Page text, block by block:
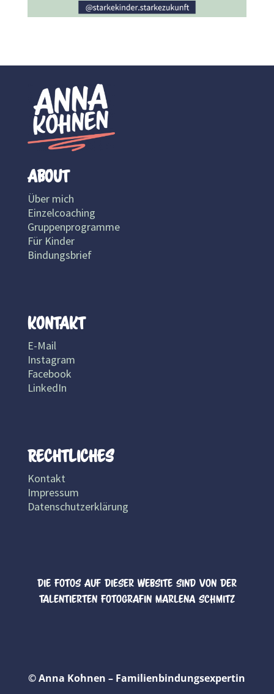
ABOUT
Über mich
Einzelcoaching
Gruppenprogramme
Für Kinder
Bindungsbrief
KONTAKT
E-Mail
Instagram
Facebook
LinkedIn
RECHTLICHES
Kontakt
Impressum
Datenschutzerklärung
Die Fotos auf dieser Website sind von der
talentierten Fotografin Marlena Schmitz
© Anna Kohnen – Familienbindungsexpertin